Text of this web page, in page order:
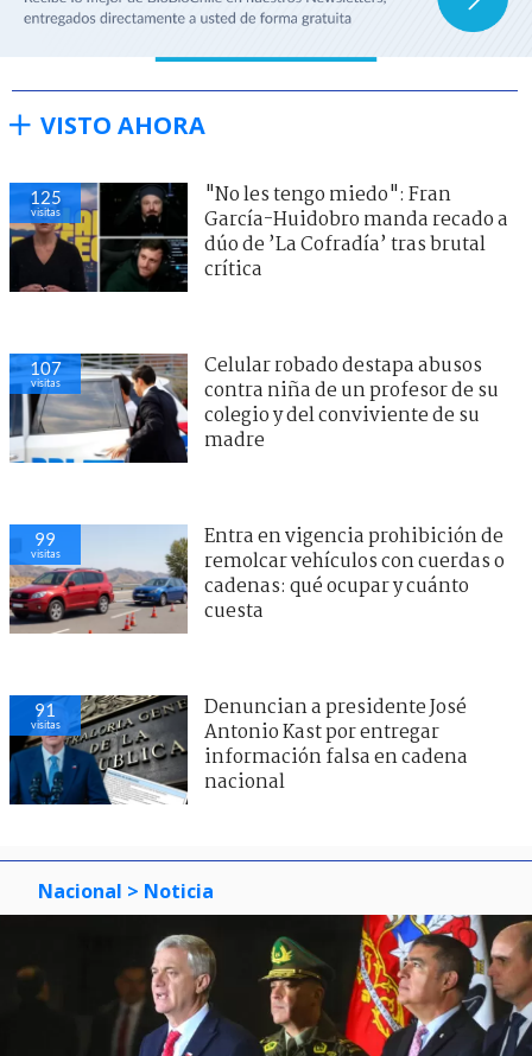
VISTO AHORA
125
visitas
"No les tengo miedo": Fran
García-Huidobro manda recado a
dúo de ’La Cofradía’ tras brutal
crítica
107
visitas
Celular robado destapa abusos
contra niña de un profesor de su
colegio y del conviviente de su
madre
99
visitas
Entra en vigencia prohibición de
remolcar vehículos con cuerdas o
cadenas: qué ocupar y cuánto
cuesta
91
visitas
Denuncian a presidente José
Antonio Kast por entregar
información falsa en cadena
nacional
Nacional > Noticia